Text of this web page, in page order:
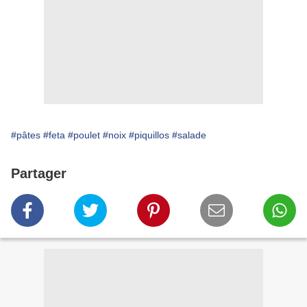
#pâtes #feta #poulet #noix #piquillos #salade
Partager